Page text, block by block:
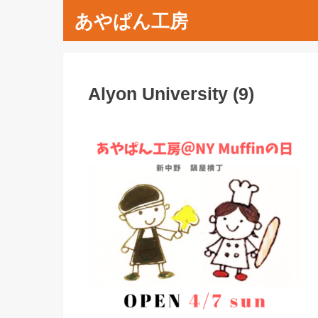
あやぱん工房
Alyon University (9)